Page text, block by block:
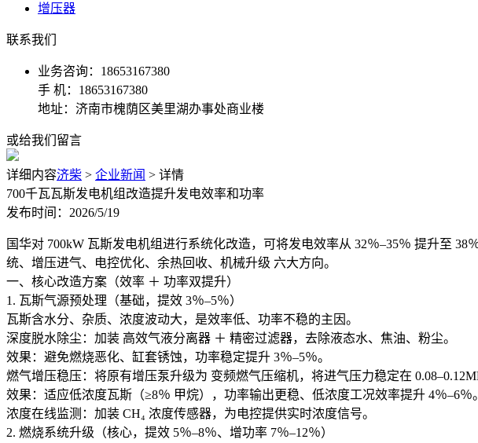
增压器
联系我们
业务咨询：18653167380
手 机：18653167380
地址：济南市槐荫区美里湖办事处商业楼
或给我们留言
详细内容济柴 > 企业新闻 > 详情
700千瓦瓦斯发电机组改造提升发电效率和功率
发布时间：2026/5/19
国华对 700kW 瓦斯发电机组进行系统化改造，可将发电效率从 32％–35％ 提升至
统、增压进气、电控优化、余热回收、机械升级 六大方向。
一、核心改造方案（效率 ＋ 功率双提升）
1. 瓦斯气源预处理（基础，提效 3％–5％）
瓦斯含水分、杂质、浓度波动大，是效率低、功率不稳的主因。
深度脱水除尘：加装 高效气液分离器 ＋ 精密过滤器，去除液态水、焦油、粉尘。
效果：避免燃烧恶化、缸套锈蚀，功率稳定提升 3％–5％。
燃气增压稳压：将原有增压泵升级为 变频燃气压缩机，将进气压力稳定在
效果：适应低浓度瓦斯（≥8％ 甲烷），功率输出更稳、低浓度工况效率提升 4％–6％。
浓度在线监测：加装 CH₄ 浓度传感器，为电控提供实时浓度信号。
2. 燃烧系统升级（核心，提效 5％–8％、增功率 7％–12％）